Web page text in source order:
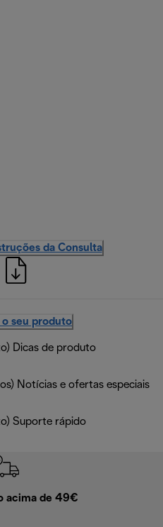
da Consulta
o seu produto
Dicas de produto
Notícias e ofertas especiais
Suporte rápido
acima de 49€